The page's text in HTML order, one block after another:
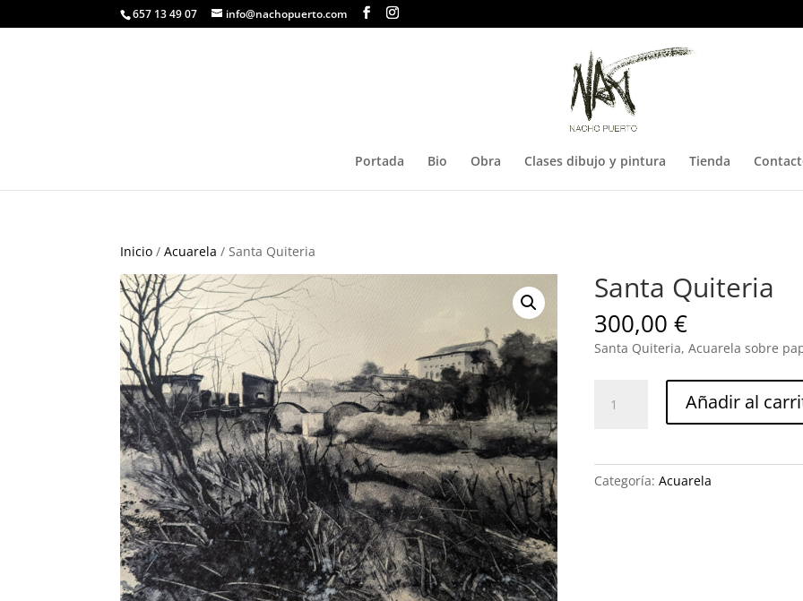
657 13 49 07 info@nachopuerto.com
Portada Bio Obra Clases dibujo y pintura Tienda
Inicio /Acuarela / Santa Quiteria
Santa Quiteria
300,00 €
Santa Quiteria, Acuarela sobre
Quiteria
Añadir al
Categoría: Acuarela